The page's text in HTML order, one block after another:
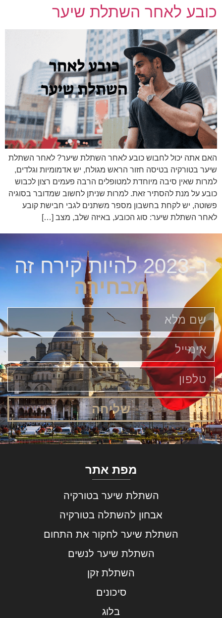
כובע לאחר השתלת שיער
האם אתה יכול לחבוש כובע לאחר השתלת שיער? לאחר השתלת
שיער בטורקיה בטיסה חזור הראש מגולח, יש אדמומיות וגלדים,
למרות שאין סיבה מיוחדת למטופלים הרבה פעמים רצון לכבוש
כובע על מנת להסתיר זאת. למרות שניתן לחשוב שמדובר בסוגיה
פשוטה, יש לקחת בחשבון מספר משתנים לגבי חבישת קובע
לאחר השתלת שיער: סוג הכובע, באיזה שלב, מצב […]
ב-2023 להיות קירח זה
מבחירה
שליחה
מפת אתר
השתלת שיער בטורקיה
אבחון להשתלה בטורקיה
השתלת שיער לחקור את התחום
השתלת שיער לנשים
השתלת זקן
סיכונים
בלוג